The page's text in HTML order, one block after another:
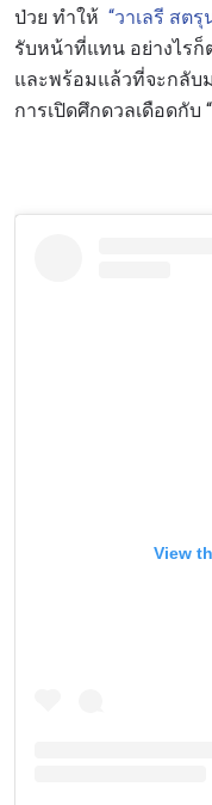
ป่วย ทำให้ “วาเลรี สตรุ
รับหน้าที่แทน อย่างไรก็
และพร้อมแล้วที่จะกลับ
การเปิดศึกดวลเดือดกับ
View